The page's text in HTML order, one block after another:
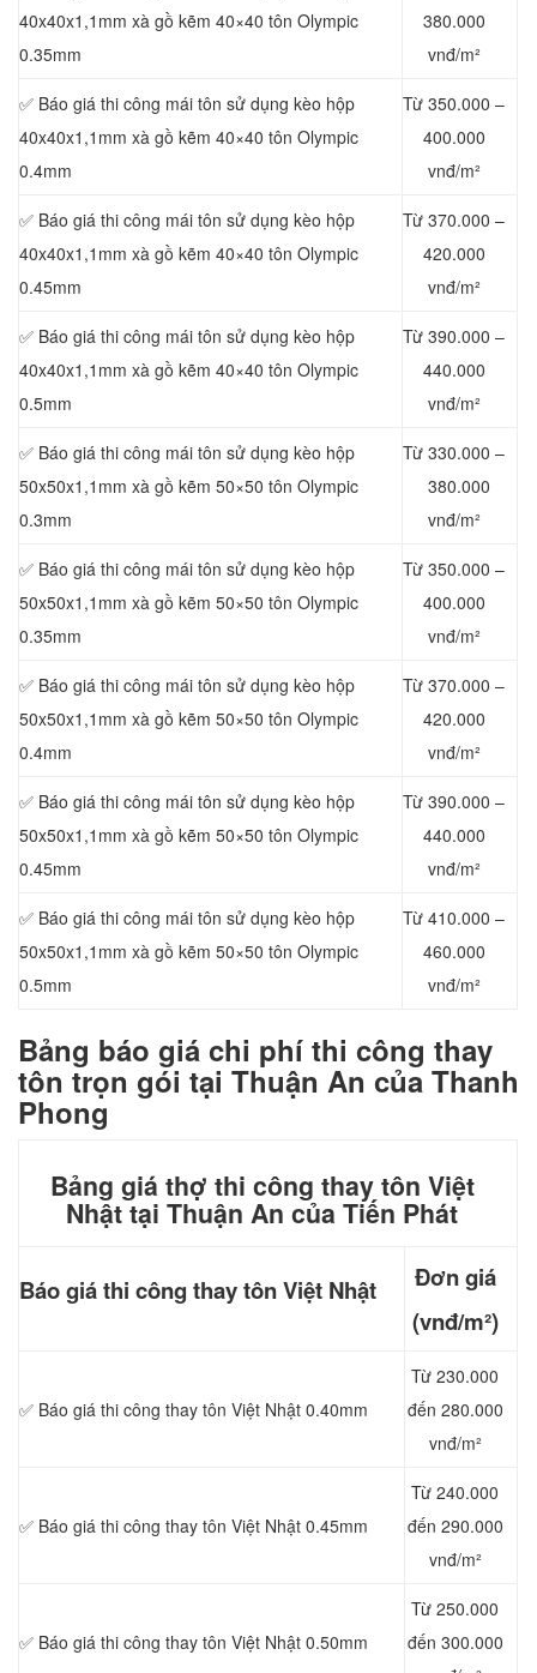
40x40x1,1mm xà gồ kẽm 40×40 tôn Olympic
0.35mm
380.000
vnđ/m²
✅ Báo giá thi công mái tôn sử dụng kèo hộp
40x40x1,1mm xà gồ kẽm 40×40 tôn Olympic
0.4mm
Từ 350.000 –
400.000
vnđ/m²
✅ Báo giá thi công mái tôn sử dụng kèo hộp
40x40x1,1mm xà gồ kẽm 40×40 tôn Olympic
0.45mm
Từ 370.000 –
420.000
vnđ/m²
✅ Báo giá thi công mái tôn sử dụng kèo hộp
40x40x1,1mm xà gồ kẽm 40×40 tôn Olympic
0.5mm
Từ 390.000 –
440.000
vnđ/m²
✅ Báo giá thi công mái tôn sử dụng kèo hộp
50x50x1,1mm xà gồ kẽm 50×50 tôn Olympic
0.3mm
Từ 330.000 –
380.000
vnđ/m²
✅ Báo giá thi công mái tôn sử dụng kèo hộp
50x50x1,1mm xà gồ kẽm 50×50 tôn Olympic
0.35mm
Từ 350.000 –
400.000
vnđ/m²
✅ Báo giá thi công mái tôn sử dụng kèo hộp
50x50x1,1mm xà gồ kẽm 50×50 tôn Olympic
0.4mm
Từ 370.000 –
420.000
vnđ/m²
✅ Báo giá thi công mái tôn sử dụng kèo hộp
50x50x1,1mm xà gồ kẽm 50×50 tôn Olympic
0.45mm
Từ 390.000 –
440.000
vnđ/m²
✅ Báo giá thi công mái tôn sử dụng kèo hộp
50x50x1,1mm xà gồ kẽm 50×50 tôn Olympic
0.5mm
Từ 410.000 –
460.000
vnđ/m²
Bảng báo giá chi phí thi công thay
tôn trọn gói tại Thuận An của Thanh
Phong
Bảng giá thợ thi công thay tôn Việt
Nhật tại Thuận An của Tiến Phát
Báo giá thi công thay tôn Việt Nhật
Đơn giá
(vnđ/m²)
✅ Báo giá thi công thay tôn Việt Nhật 0.40mm
Từ 230.000
đến 280.000
vnđ/m²
✅ Báo giá thi công thay tôn Việt Nhật 0.45mm
Từ 240.000
đến 290.000
vnđ/m²
✅ Báo giá thi công thay tôn Việt Nhật 0.50mm
Từ 250.000
đến 300.000